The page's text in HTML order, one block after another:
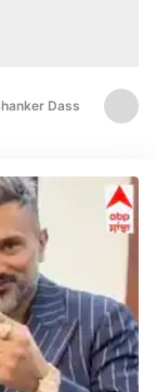
Dass